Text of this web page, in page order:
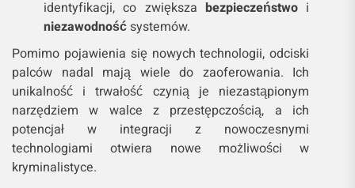
identyfikacji, co zwiększa bezpieczeństwoi
niezawodność systemów.
Pomimo pojawienia się nowych technologii, odciski
palców nadal mają wiele do zaoferowania. Ich
unikalność i trwałość czynią je niezastąpionym
narzędziem w walce z przestępczością, a ich
potencjał w integracji z nowoczesnymi
technologiami otwiera nowe możliwości w
kryminalistyce.